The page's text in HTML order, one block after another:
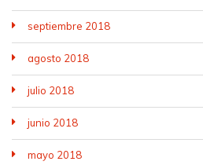
septiembre 2018
agosto 2018
julio 2018
junio 2018
mayo 2018